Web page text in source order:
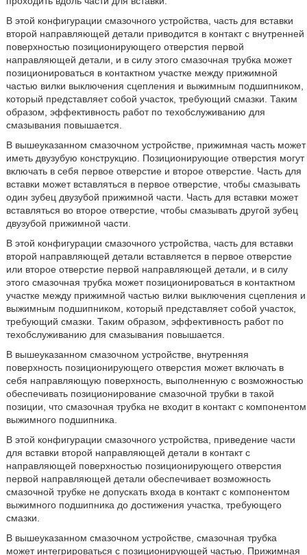
В этой конфигурации смазочного устройства, часть для вставки
второй направляющей детали приводится в контакт с внутренней
поверхностью позиционирующего отверстия первой
направляющей детали, и в силу этого смазочная трубка может
позиционироваться в контактном участке между прижимной
частью вилки выключения сцепления и выжимным подшипником,
который представляет собой участок, требующий смазки. Таким
образом, эффективность работ по техобслуживанию для
смазывания повышается.
В вышеуказанном смазочном устройстве, прижимная часть может
иметь двузубую конструкцию. Позиционирующие отверстия могут
включать в себя первое отверстие и второе отверстие. Часть для
вставки может вставляться в первое отверстие, чтобы смазывать
один зубец двузубой прижимной части. Часть для вставки может
вставляться во второе отверстие, чтобы смазывать другой зубец
двузубой прижимной части.
В этой конфигурации смазочного устройства, часть для вставки
второй направляющей детали вставляется в первое отверстие
или второе отверстие первой направляющей детали, и в силу
этого смазочная трубка может позиционироваться в контактном
участке между прижимной частью вилки выключения сцепления и
выжимным подшипником, который представляет собой участок,
требующий смазки. Таким образом, эффективность работ по
техобслуживанию для смазывания повышается.
В вышеуказанном смазочном устройстве, внутренняя
поверхность позиционирующего отверстия может включать в
себя направляющую поверхность, выполненную с возможностью
обеспечивать позиционирование смазочной трубки в такой
позиции, что смазочная трубка не входит в контакт с компонентом
выжимного подшипника.
В этой конфигурации смазочного устройства, приведение части
для вставки второй направляющей детали в контакт с
направляющей поверхностью позиционирующего отверстия
первой направляющей детали обеспечивает возможность
смазочной трубке не допускать входа в контакт с компонентом
выжимного подшипника до достижения участка, требующего
смазки.
В вышеуказанном смазочном устройстве, смазочная трубка
может интегрироваться с позиционирующей частью. Прижимная